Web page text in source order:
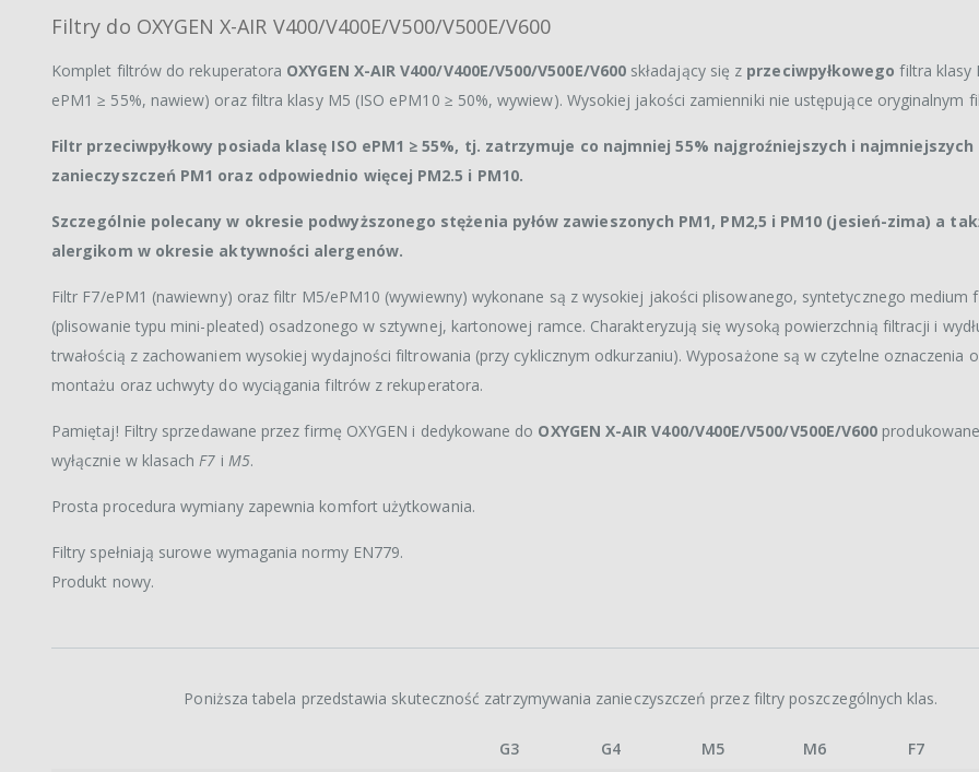
Filtry do OXYGEN X-AIR V400/V400E/V500/V500E/V600
Komplet filtrów do rekuperatora OXYGEN X-AIR V400/V400E/V500/V500E/V600składający się z przeciwpyłkowego filtra klasy
ePM1 ≥ 55%, nawiew) oraz filtra klasy M5 (ISO ePM10 ≥ 50%, wywiew). Wysokiej jakości zamienniki nie ustępujące oryginalnym
Filtr przeciwpyłkowy posiada klasę ISO ePM1 ≥ 55%, tj. zatrzymuje co najmniej 55% najgroźniejszych i najmniejszych
zanieczyszczeń PM1 oraz odpowiednio więcej PM2.5 i PM10.
Szczególnie polecany w okresie podwyższonego stężenia pyłów zawieszonych PM1, PM2,5 i PM10 (jesień-zima) a
alergikom w okresie aktywności alergenów.
Filtr F7/ePM1 (nawiewny) oraz filtr M5/ePM10 (wywiewny) wykonane są z wysokiej jakości plisowanego, syntetycznego medium
(plisowanie typu mini-pleated) osadzonego w sztywnej, kartonowej ramce. Charakteryzują się wysoką powierzchnią filtracji i
trwałością z zachowaniem wysokiej wydajności filtrowania (przy cyklicznym odkurzaniu). Wyposażone są w czytelne oznaczenia
montażu oraz uchwyty do wyciągania filtrów z rekuperatora.
Pamiętaj! Filtry sprzedawane przez firmę OXYGEN i dedykowane do OXYGEN X-AIR V400/V400E/V500/V500E/V600
wyłącznie w klasach F7 i M5.
Prosta procedura wymiany zapewnia komfort użytkowania.
Filtry spełniają surowe wymagania normy EN779.
Produkt nowy.
Poniższa tabela przedstawia skuteczność zatrzymywania zanieczyszczeń przez filtry poszczególnych klas.
G3 G4 M5 M6 F7